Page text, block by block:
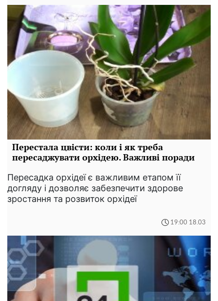
Перестала цвісти: коли і як треба
пересаджувати орхідею. Важливі поради
Пересадка орхідеї є важливим етапом її
догляду і дозволяє забезпечити здорове
зростання та розвиток орхідеї
19:00 18.03